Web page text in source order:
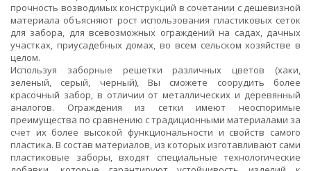
прочность возводимых конструкций в сочетании с дешевизной
материала объясняют рост использования пластиковых сеток
для забора, для всевозможных ограждений на садах, дачных
участках, приусадебных домах, во всем сельском хозяйстве в
целом.
Используя заборные решетки различных цветов (хаки,
зеленый, серый, черный), Вы сможете соорудить более
красочный забор, в отличии от металлических и деревянный
аналогов. Ограждения из сетки имеют неоспоримые
преимущества по сравнению с традиционными материалами за
счет их более высокой функциональности и свойств самого
пластика. В состав материалов, из которых изготавливают сами
пластиковые заборы, входят специальные технологические